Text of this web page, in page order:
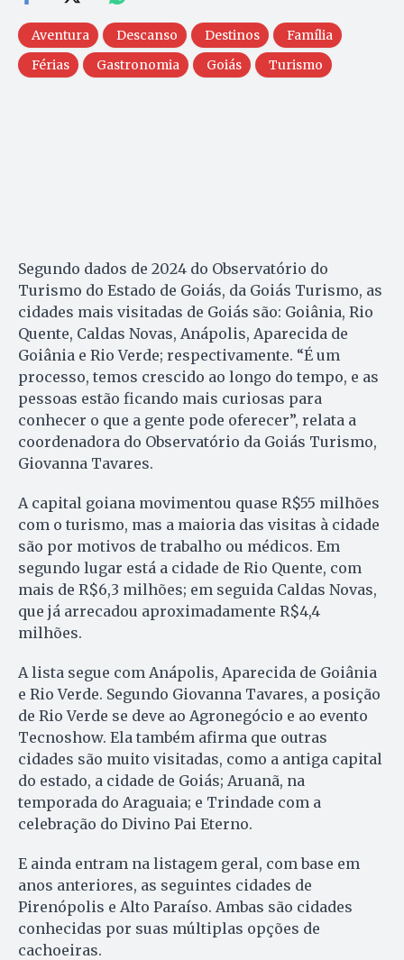
Aventura Descanso Destinos
Família
Férias
Gastronomia Goiás Turismo
Segundo dados de 2024 do Observatório do
Turismo do Estado de Goiás, da Goiás Turismo, as
cidades mais visitadas de Goiás são: Goiânia, Rio
Quente, Caldas Novas, Anápolis, Aparecida de
Goiânia e Rio Verde; respectivamente. “É um
processo, temos crescido ao longo do tempo, e as
pessoas estão ficando mais curiosas para
conhecer o que a gente pode oferecer”, relata a
coordenadora do Observatório da Goiás Turismo,
Giovanna Tavares.
A capital goiana movimentou quase R$55 milhões
com o turismo, mas a maioria das visitas à cidade
são por motivos de trabalho ou médicos. Em
segundo lugar está a cidade de Rio Quente, com
mais de R$6,3 milhões; em seguida Caldas Novas,
que já arrecadou aproximadamente R$4,4
milhões.
A lista segue com Anápolis, Aparecida de Goiânia
e Rio Verde. Segundo Giovanna Tavares, a posição
de Rio Verde se deve ao Agronegócio e ao evento
Tecnoshow. Ela também afirma que outras
cidades são muito visitadas, como a antiga capital
do estado, a cidade de Goiás; Aruanã, na
temporada do Araguaia; e Trindade com a
celebração do Divino Pai Eterno.
E ainda entram na listagem geral, com base em
anos anteriores, as seguintes cidades de
Pirenópolis e Alto Paraíso. Ambas são cidades
conhecidas por suas múltiplas opções de
cachoeiras.